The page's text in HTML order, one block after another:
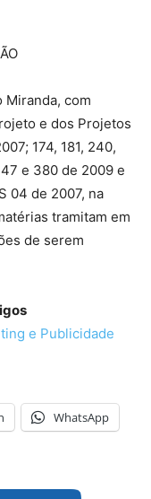
Miranda, com
e dos Projetos
174, 181, 240,
e 380 de 2009 e
04 de 2007, na
tramitam em
de serem
e Publicidade
WhatsApp